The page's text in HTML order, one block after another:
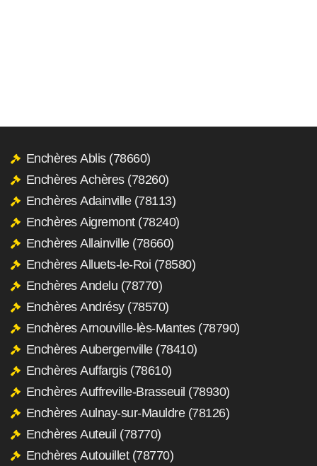
Enchères Ablis (78660)
Enchères Achères (78260)
Enchères Adainville (78113)
Enchères Aigremont (78240)
Enchères Allainville (78660)
Enchères Alluets-le-Roi (78580)
Enchères Andelu (78770)
Enchères Andrésy (78570)
Enchères Arnouville-lès-Mantes (78790)
Enchères Aubergenville (78410)
Enchères Auffargis (78610)
Enchères Auffreville-Brasseuil (78930)
Enchères Aulnay-sur-Mauldre (78126)
Enchères Auteuil (78770)
Enchères Autouillet (78770)